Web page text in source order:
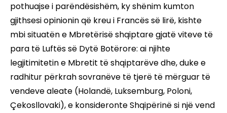
pothuajse i parëndësishëm, ky shënim kumton
gjithsesi opinionin që kreu i Francës së lirë, kishte
mbi situatën e Mbretërisë shqiptare gjatë viteve të
para të Luftës së Dytë Botërore: ai njihte
legjitimitetin e Mbretit të shqiptarëve dhe, duke e
radhitur përkrah sovranëve të tjerë të mërguar të
vendeve aleate (Holandë, Luksemburg, Poloni,
Çekosllovaki), e konsideronte Shqipërinë si një vend